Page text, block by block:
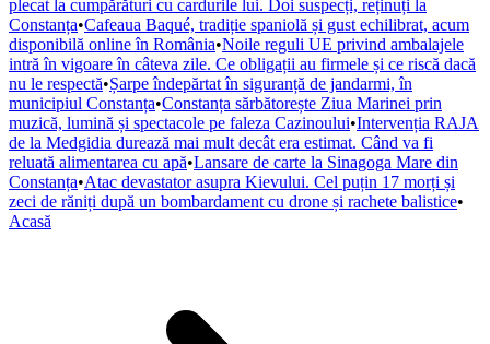
plecat la cumpărături cu cardurile lui. Doi suspecți, reținuți la
Constanța•Cafeaua Baqué, tradiție spaniolă și gust echilibrat, acum
disponibilă online în România•Noile reguli UE privind ambalajele
intră în vigoare în câteva zile. Ce obligații au firmele și ce riscă dacă
nu le respectă•Șarpe îndepărtat în siguranță de jandarmi, în
municipiul Constanța•Constanța sărbătorește Ziua Marinei prin
muzică, lumină și spectacole pe faleza Cazinoului•Intervenția RAJA
de la Medgidia durează mai mult decât era estimat. Când va fi
reluată alimentarea cu apă•Lansare de carte la Sinagoga Mare din
Constanța•Atac devastator asupra Kievului. Cel puțin 17 morți și
zeci de răniți după un bombardament cu drone și rachete balistice•
Acasă